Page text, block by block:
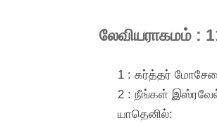
லேவியராகமம் :
1 : கர்த்தர்
2 : நீங்கள் இஸ்ரவேல்
யாதெனில்: